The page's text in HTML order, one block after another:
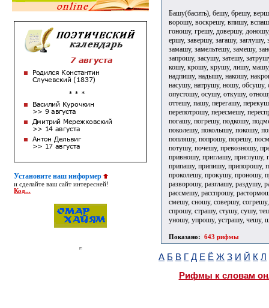
Установите наш информер
и сделайте ваш сайт интересней!
Код...
Башу(басить), бешу, брешу,
ворошу, воскрешу, впишу,
гоношу, грешу, довершу,
ершу, завершу, загашу,
замашу, замельтешу, замешу,
запрошу, засушу, затешу,
кошу, крошу, крушу, лишу,
надпишу, надышу, накошу,
насушу, натрушу, ношу,
опустошу, осушу, откушу,
оттешу, пашу, перегашу,
перепотрошу, пересмешу,
погашу, погрешу, подкошу,
поколешу, поколышу, покошу,
попляшу, попрошу, порешу,
потушу, почешу, превозношу,
привношу, приглашу,
припашу, припишу, припорошу,
проколешу, прокушу, проношу,
разворошу, разглашу, раздушу,
рассмешу, расспрошу,
смешу, сношу, совершу,
спрошу, страшу, стушу, сушу,
уношу, упрошу, устрашу, чешу,
Показано: 643 рифмы
А Б В Г Д Е Ё Ж З И Й К Л
Рифмы к словам